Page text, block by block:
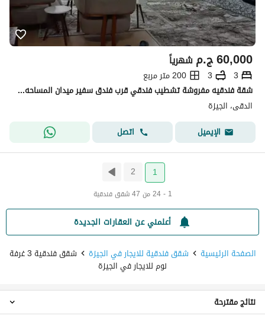
ج.م60,000 شهرياً
3
3
200 متر مربع
شقة فندقيه مفروشة تشطيب فندقي قرب فندق سفير ميدان المساحه للسكن الراقي والمميز بالدقي
الدقى، الجيزة
الإيميل
اتصل
1
2
1 - 24 من 47 شقق فندقية
أعلمني عن العقارات الجديدة
الصفحة الرئيسية
شقق فندقية للايجار في الجيزة شقق فندقية 3 غرفة
نوم للايجار في الجيزة
نتائج مقترحة